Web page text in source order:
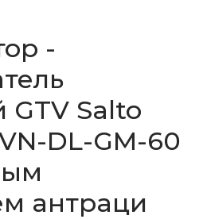
-
GTV Salto
DL-GM-60
антраци